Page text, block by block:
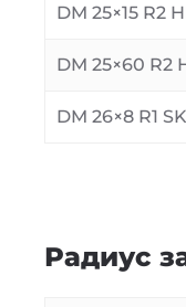
DM 25×15 R2
DM 25×60 R2
DM 26×8 R1
Радиус